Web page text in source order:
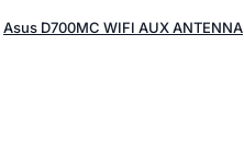
Asus D700MC WIFI AUX ANTENNA